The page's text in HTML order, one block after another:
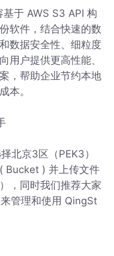
于 AWS S3 API 构
软件，结合快速的数
数据安全性、细粒度
用户提供更高性能、
，帮助企业节约本地
本。
北京3区（PEK3）
Bucket ) 并上传文件
，同时我们推荐大家
管理和使用 QingSt